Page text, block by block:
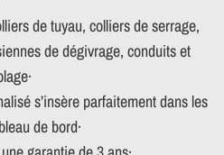
de tuyau, colliers de serrage,
de dégivrage, conduits et
s’insère parfaitement dans les
de bord·